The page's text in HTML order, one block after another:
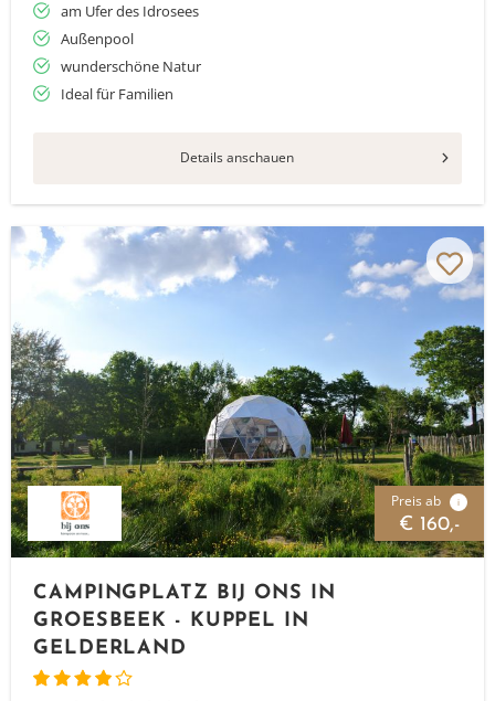
am Ufer des Idrosees
Außenpool
wunderschöne Natur
Ideal für Familien
Details anschauen
Preis ab i
€ 160,-
CAMPINGPLATZ BIJ ONS IN
GROESBEEK - KUPPEL IN
GELDERLAND